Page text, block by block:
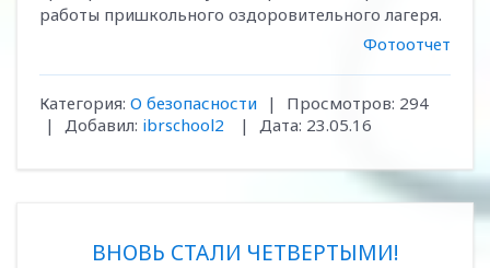
работы пришкольного оздоровительного лагеря.
Фотоотчет
Категория: О безопасности | Просмотров: 294
|
Добавил: ibrschool2 | Дата: 23.05.16
ВНОВЬ СТАЛИ ЧЕТВЕРТЫМИ!